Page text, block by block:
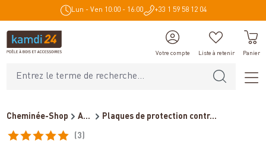
principal Lun - Ven 10:00 - 16:00 +33 1 59 58 12 04
Votre compte Liste à retenir Panier
Cheminée-Shop Accessoires de cheminée Plaques de protection contr...
(3)